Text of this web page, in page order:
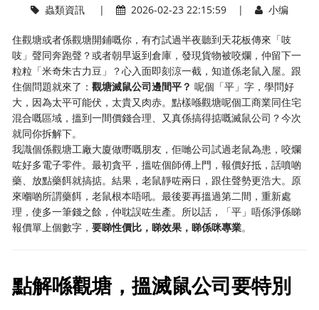
蟲類資訊| 2026-02-23 22:15:59 | 小编
住觀塘或者係觀塘開鋪嘅你，有冇試過半夜聽到天花板傳來「吱
吱」聲同奔跑聲？或者朝早返到倉庫，發現貨物被咬爛，仲留下一
粒粒「米奇朱古力豆」？心入面即刻涼一截，知道係老鼠入屋。跟
住個問題就來了：觀塘滅鼠公司邊間平？ ​ 呢個「平」字，學問好
大，因為太平可能伏，太貴又肉赤。點樣喺觀塘呢個工商業同住宅
混合嘅區域，搵到一間價錢合理、又真係搞得掂嘅滅鼠公司？今次
就同你拆解下。
我識個係觀塘工廠大廈做嘢嘅朋友，佢哋公司試過老鼠為患，咬爛
咗好多電子零件。最初貪平，搵咗個師傅上門，報價好抵，話噴啲
藥、放點藥餌就搞掂。結果，老鼠靜咗兩日，跟住聲勢更浩大。原
來嗰啲所謂藥餌，老鼠根本唔吼。最後要再搵過第二間，重新處
理，使多一筆錢之餘，仲耽誤咗生產。所以話，「平」唔係淨係睇
報價單上個數字，要睇性價比，睇效果，睇係咪專業。
點解喺觀塘，搵滅鼠公司要特別